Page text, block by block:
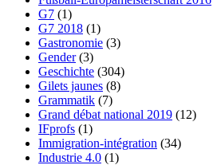
G7 (1)
G7 2018 (1)
Gastronomie (3)
Gender(3)
Geschichte (304)
Gilets jaunes (8)
Grammatik (7)
Grand débat national 2019 (12)
IFprofs (1)
Immigration-intégration (34)
Industrie 4.0 (1)